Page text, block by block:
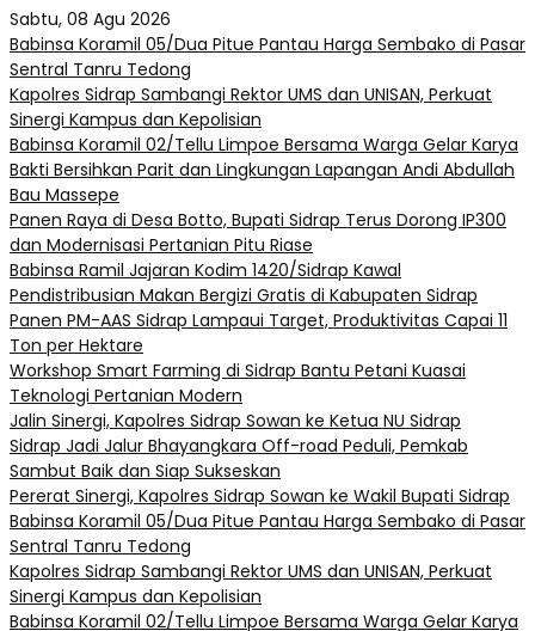
Sabtu, 08 Agu 2026
Babinsa Koramil 05/Dua Pitue Pantau Harga Sembako di Pasar
Sentral Tanru Tedong
Kapolres Sidrap Sambangi Rektor UMS dan UNISAN, Perkuat
Sinergi Kampus dan Kepolisian
Babinsa Koramil 02/Tellu Limpoe Bersama Warga Gelar Karya
Bakti Bersihkan Parit dan Lingkungan Lapangan Andi Abdullah
Bau Massepe
Panen Raya di Desa Botto, Bupati Sidrap Terus Dorong IP300
dan Modernisasi Pertanian Pitu Riase
Babinsa Ramil Jajaran Kodim 1420/Sidrap Kawal
Pendistribusian Makan Bergizi Gratis di Kabupaten Sidrap
Panen PM-AAS Sidrap Lampaui Target, Produktivitas Capai 11
Ton per Hektare
Workshop Smart Farming di Sidrap Bantu Petani Kuasai
Teknologi Pertanian Modern
Jalin Sinergi, Kapolres Sidrap Sowan ke Ketua NU Sidrap
Sidrap Jadi Jalur Bhayangkara Off-road Peduli, Pemkab
Sambut Baik dan Siap Sukseskan
Pererat Sinergi, Kapolres Sidrap Sowan ke Wakil Bupati Sidrap
Babinsa Koramil 05/Dua Pitue Pantau Harga Sembako di Pasar
Sentral Tanru Tedong
Kapolres Sidrap Sambangi Rektor UMS dan UNISAN, Perkuat
Sinergi Kampus dan Kepolisian
Babinsa Koramil 02/Tellu Limpoe Bersama Warga Gelar Karya